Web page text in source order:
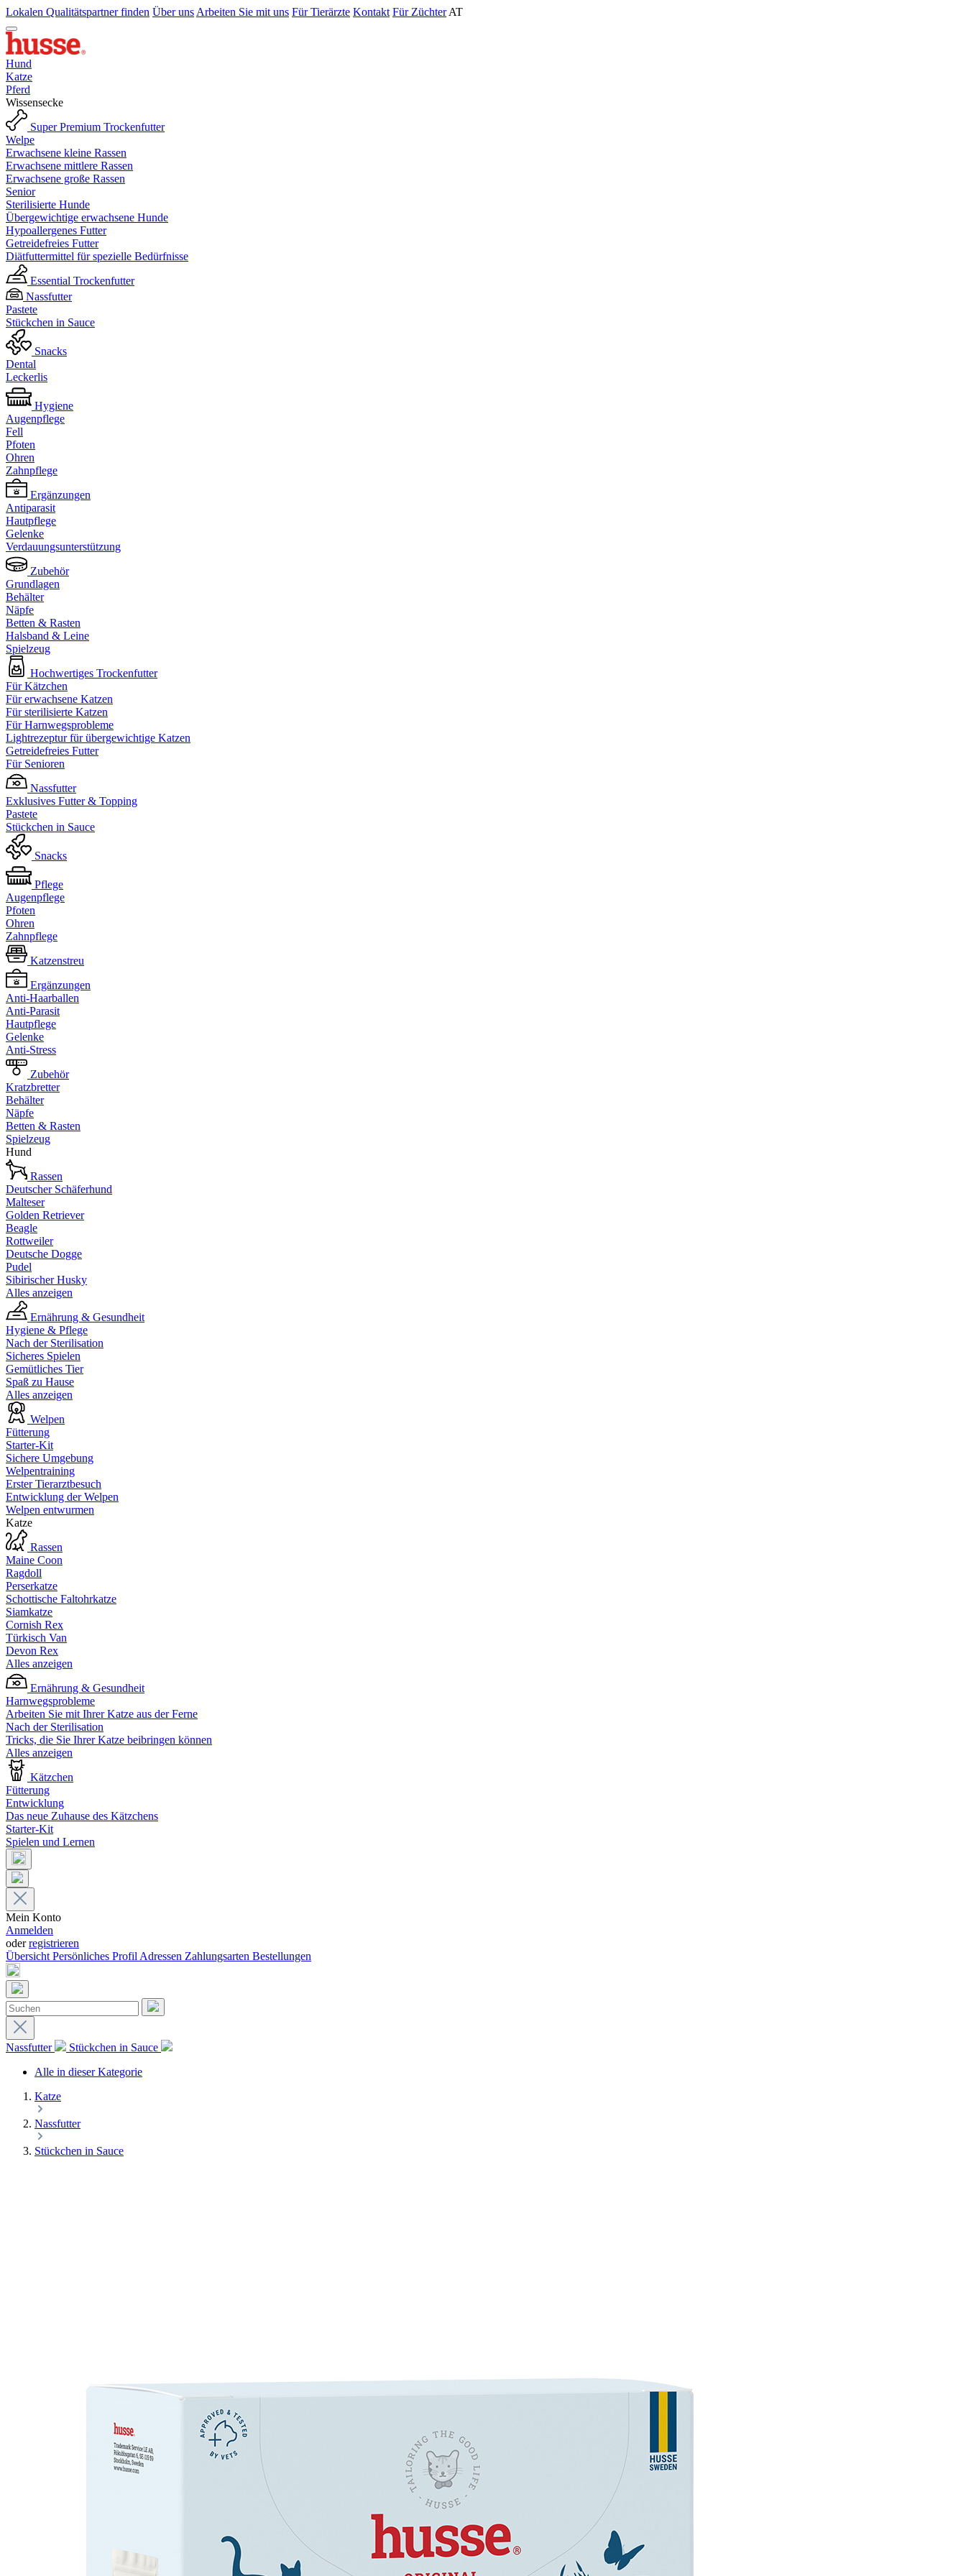
Lokalen Qualitätspartner finden Über uns Arbeiten Sie mit uns Für Tierärzte Kontakt Für Züchter AT
Hund
Katze
Pferd
Wissensecke
Super Premium Trockenfutter
Welpe
Erwachsene kleine Rassen
Erwachsene mittlere Rassen
Erwachsene große Rassen
Senior
Sterilisierte Hunde
Übergewichtige erwachsene Hunde
Hypoallergenes Futter
Getreidefreies Futter
Diätfuttermittel für spezielle Bedürfnisse
Essential Trockenfutter
Nassfutter
Pastete
Stückchen in Sauce
Snacks
Dental
Leckerlis
Hygiene
Augenpflege
Fell
Pfoten
Ohren
Zahnpflege
Ergänzungen
Antiparasit
Hautpflege
Gelenke
Verdauungsunterstützung
Zubehör
Grundlagen
Behälter
Näpfe
Betten & Rasten
Halsband & Leine
Spielzeug
Hochwertiges Trockenfutter
Für Kätzchen
Für erwachsene Katzen
Für sterilisierte Katzen
Für Harnwegsprobleme
Lightrezeptur für übergewichtige Katzen
Getreidefreies Futter
Für Senioren
Nassfutter
Exklusives Futter & Topping
Pastete
Stückchen in Sauce
Snacks
Pflege
Augenpflege
Pfoten
Ohren
Zahnpflege
Katzenstreu
Ergänzungen
Anti-Haarballen
Anti-Parasit
Hautpflege
Gelenke
Anti-Stress
Zubehör
Kratzbretter
Behälter
Näpfe
Betten & Rasten
Spielzeug
Hund
Rassen
Deutscher Schäferhund
Malteser
Golden Retriever
Beagle
Rottweiler
Deutsche Dogge
Pudel
Sibirischer Husky
Alles anzeigen
Ernährung & Gesundheit
Hygiene & Pflege
Nach der Sterilisation
Sicheres Spielen
Gemütliches Tier
Spaß zu Hause
Alles anzeigen
Welpen
Fütterung
Starter-Kit
Sichere Umgebung
Welpentraining
Erster Tierarztbesuch
Entwicklung der Welpen
Welpen entwurmen
Katze
Rassen
Maine Coon
Ragdoll
Perserkatze
Schottische Faltohrkatze
Siamkatze
Cornish Rex
Türkisch Van
Devon Rex
Alles anzeigen
Ernährung & Gesundheit
Harnwegsprobleme
Arbeiten Sie mit Ihrer Katze aus der Ferne
Nach der Sterilisation
Tricks, die Sie Ihrer Katze beibringen können
Alles anzeigen
Kätzchen
Fütterung
Entwicklung
Das neue Zuhause des Kätzchens
Starter-Kit
Spielen und Lernen
Mein Konto
Anmelden
oderregistrieren
Übersicht Persönliches Profil Adressen Zahlungsarten Bestellungen
Nassfutter
Stückchen in Sauce
Alle in dieser Kategorie
Katze
Nassfutter
Stückchen in Sauce